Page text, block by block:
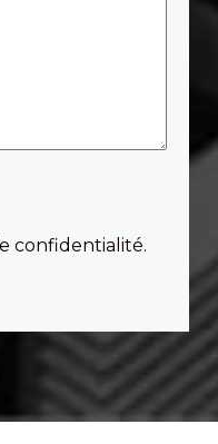
confidentialité.